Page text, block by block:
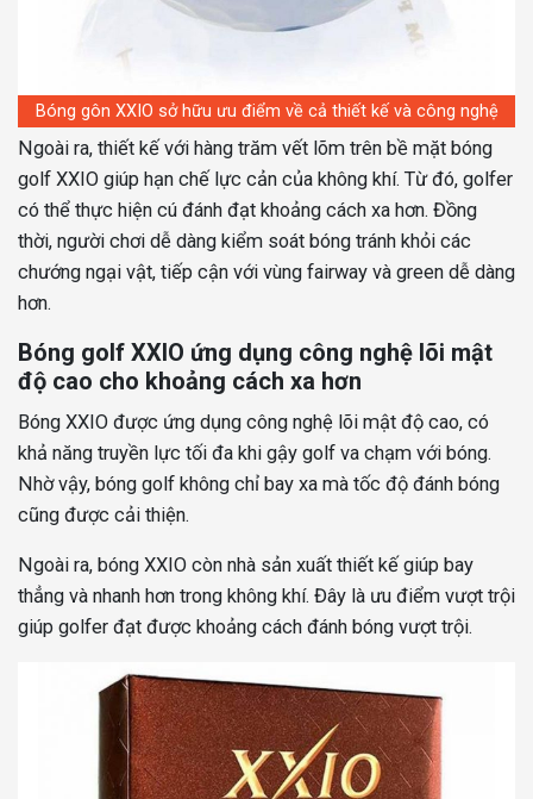
Bóng gôn XXIO sở hữu ưu điểm về cả thiết kế và công nghệ
Ngoài ra, thiết kế với hàng trăm vết lõm trên bề mặt bóng
golf XXIO giúp hạn chế lực cản của không khí. Từ đó, golfer
có thể thực hiện cú đánh đạt khoảng cách xa hơn. Đồng
thời, người chơi dễ dàng kiểm soát bóng tránh khỏi các
chướng ngại vật, tiếp cận với vùng fairway và green dễ dàng
hơn.
Bóng golf XXIO ứng dụng công nghệ lõi mật
độ cao cho khoảng cách xa hơn
Bóng XXIO được ứng dụng công nghệ lõi mật độ cao, có
khả năng truyền lực tối đa khi gậy golf va chạm với bóng.
Nhờ vậy, bóng golf không chỉ bay xa mà tốc độ đánh bóng
cũng được cải thiện.
Ngoài ra, bóng XXIO còn nhà sản xuất thiết kế giúp bay
thẳng và nhanh hơn trong không khí. Đây là ưu điểm vượt trội
giúp golfer đạt được khoảng cách đánh bóng vượt trội.